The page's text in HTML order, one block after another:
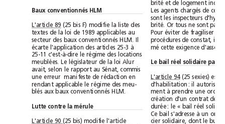
Baux conventionnés HLM
L'article 89 (25 bis F) modifie la liste des
textes de la loi de 1989 applicables au
écarte l'application des articles25-3 à
25-11 c'est-à-dire le régime des locations
meublées. Le législateur de la loi Alur
avait, selon le rapport au Sénat, commis
une erreur  manifeste de rédaction en
rendant applicable le régime des meu-
blés aux baux conventionnés HLM.
Lutte contre la mérule
L'article 94